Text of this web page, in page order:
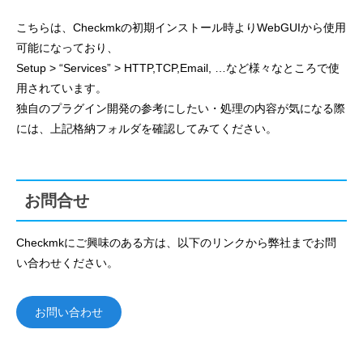
こちらは、Checkmkの初期インストール時よりWebGUIから使用
可能になっており、
Setup > “Services” > HTTP,TCP,Email, …など様々なところで使
用されています。
独自のプラグイン開発の参考にしたい・処理の内容が気になる際
には、上記格納フォルダを確認してみてください。
お問合せ
Checkmkにご興味のある方は、以下のリンクから弊社までお問
い合わせください。
お問い合わせ